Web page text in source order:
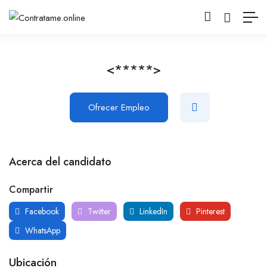
<*****>
Ofrecer Empleo
Acerca del candidato
Compartir
Facebook Twitter LinkedIn
Pinterest
WhatsApp
Ubicación